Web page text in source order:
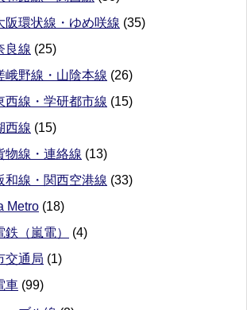
阪環状線・ゆめ咲線 (35)
良線 (25)
峨野線・山陰本線 (26)
西線・学研都市線 (15)
西線 (15)
物線・連絡線 (13)
和線・関西空港線 (33)
Metro (18)
鉄（嵐電）
(4)
交通局 (1)
車 (99)